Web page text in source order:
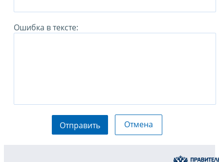
Ошибка в тексте:
Отправить Отмена